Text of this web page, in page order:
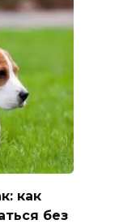
как
без